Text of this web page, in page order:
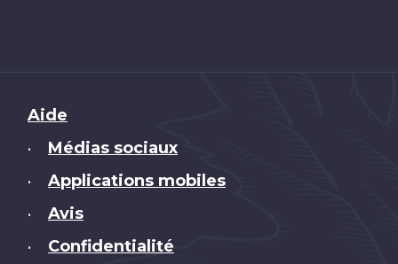
Brand
Aide
• Médias sociaux
• Applications mobiles
• Avis
• Confidentialité